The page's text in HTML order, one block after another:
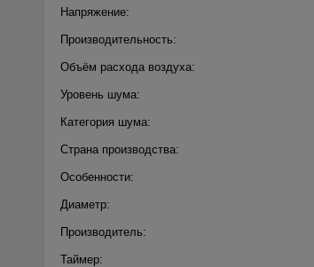
Напряжение:
Производительность:
Объём расхода воздуха:
Уровень шума:
Категория шума:
Страна производства:
Особенности:
Диаметр:
Производитель:
Таймер: